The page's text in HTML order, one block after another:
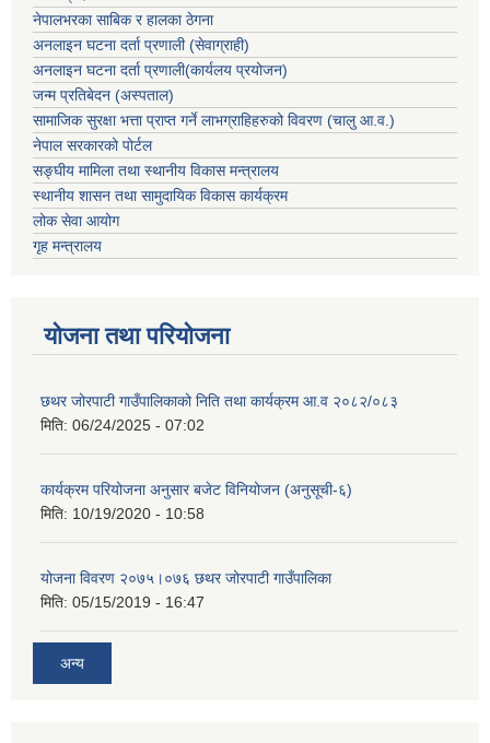
नेपालभरका साबिक र हालका ठेगना
अनलाइन घटना दर्ता प्रणाली (सेवाग्राही)
अनलाइन घटना दर्ता प्रणाली(कार्यलय प्रयोजन)
जन्म प्रतिबेदन (अस्पताल)
सामाजिक सुरक्षा भत्ता प्राप्त गर्ने लाभग्राहिहरुको विवरण (चालु आ.व.)
नेपाल सरकारको पोर्टल
सङ्घीय मामिला तथा स्थानीय विकास मन्त्रालय
स्थानीय शासन तथा सामुदायिक विकास कार्यक्रम
लोक सेवा आयोग
गृह मन्त्रालय
योजना तथा परियोजना
छथर जोरपाटी गाउँपालिकाको निति तथा कार्यक्रम आ.व २०८२/०८३
मिति: 06/24/2025 - 07:02
कार्यक्रम परियोजना अनुसार बजेट विनियोजन (अनुसूची-६)
मिति: 10/19/2020 - 10:58
योजना विवरण २०७५।०७६ छथर जोरपाटी गाउँपालिका
मिति: 05/15/2019 - 16:47
अन्य